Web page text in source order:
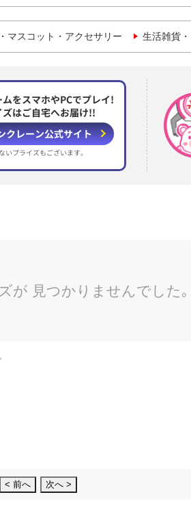
マスコット・アクセサリー 生活雑貨
をスマホやPCでプレイ!
はご自宅へお届け!!
クレーン公式サイト
いプライズもございます。
< 前へ 次へ >